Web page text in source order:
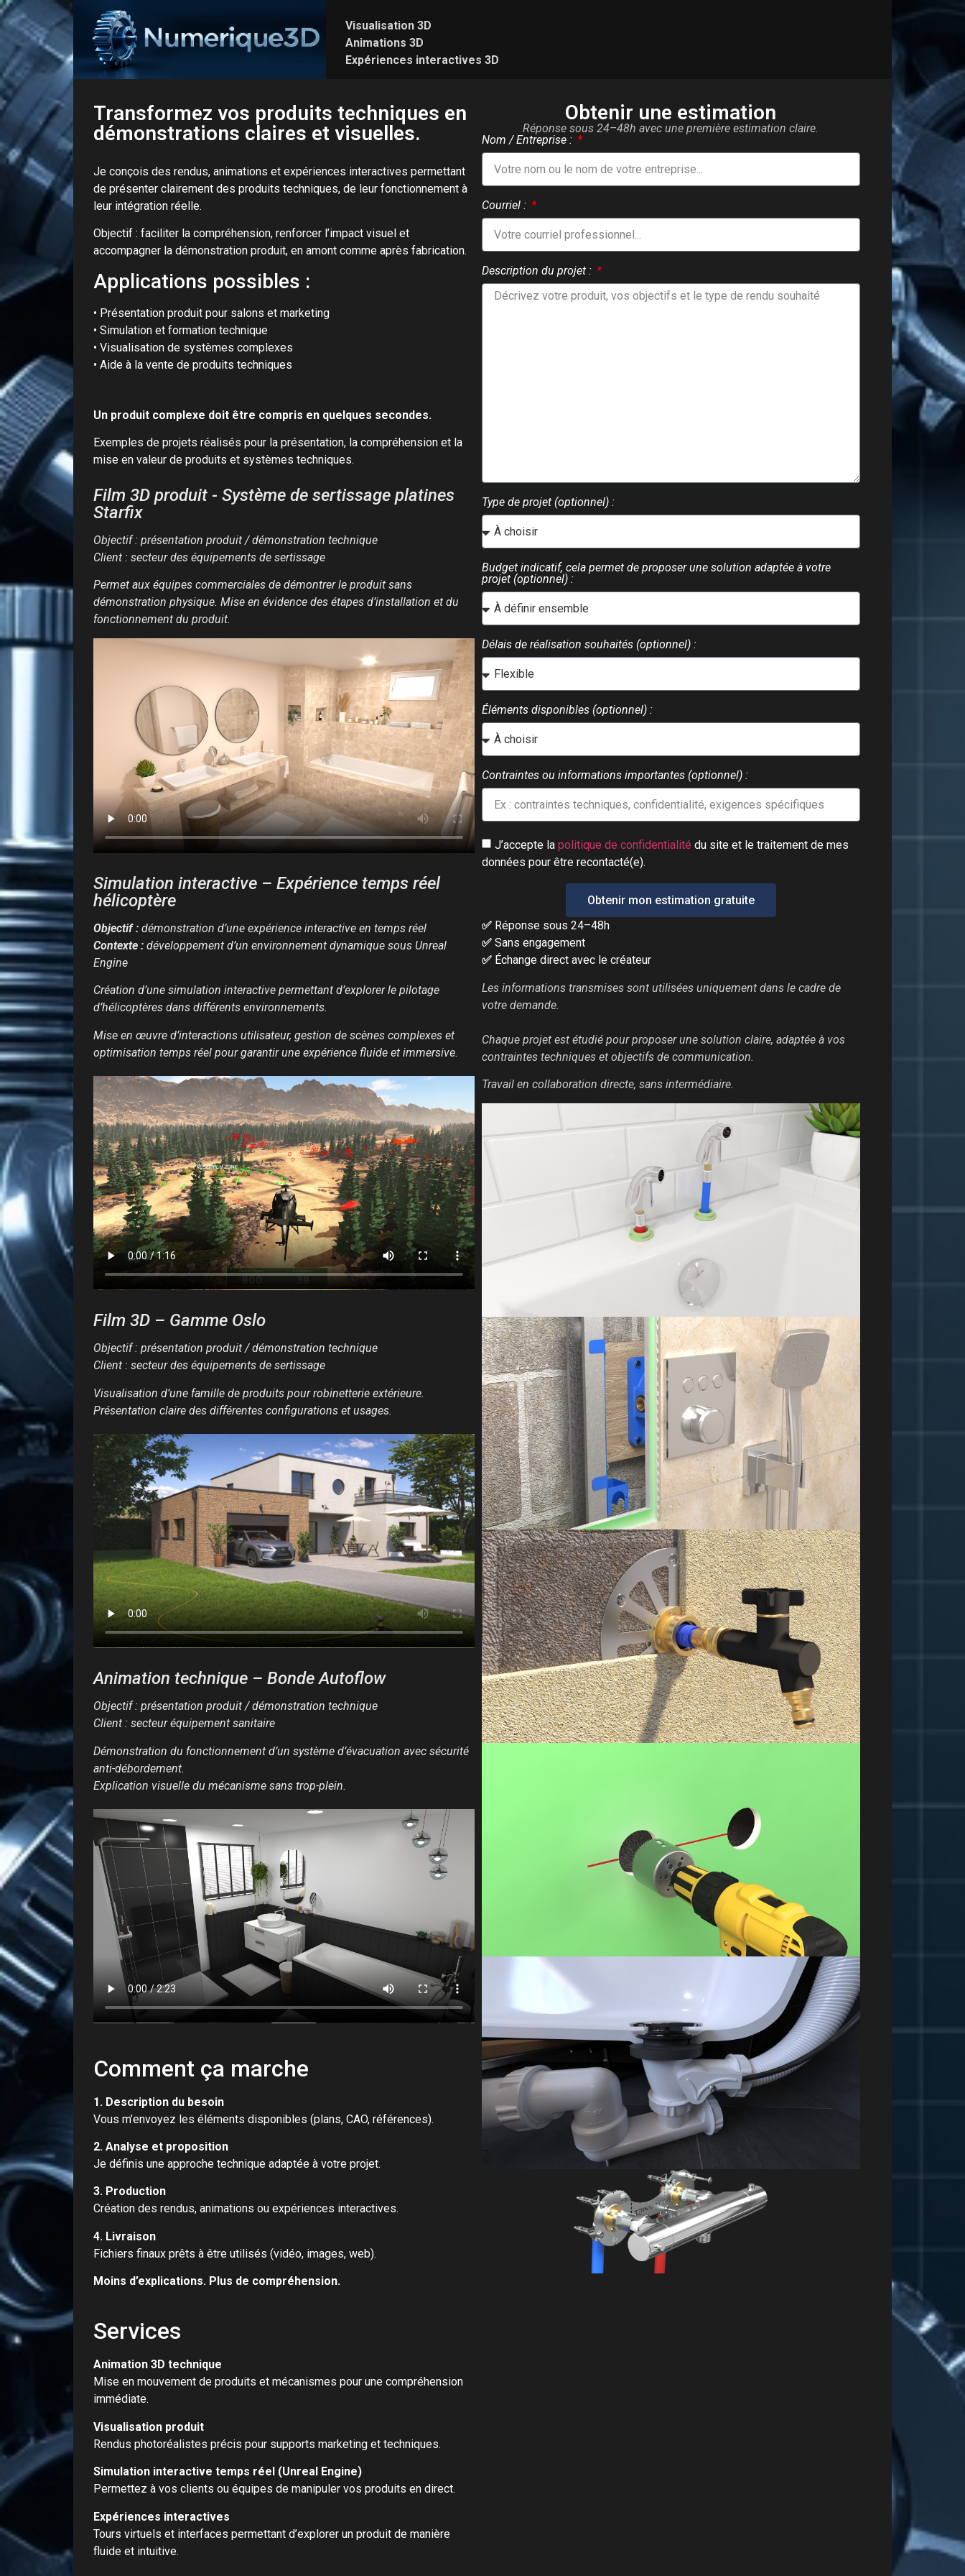
Visualisation 3D
Animations 3D
Expériences interactives 3D
Transformez vos produits techniques en
démonstrations claires et visuelles.
Je conçois des rendus, animations et expériences interactives permettant
de présenter clairement des produits techniques, de leur fonctionnement à
leur intégration réelle.
Objectif : faciliter la compréhension, renforcer l’impact visuel et
accompagner la démonstration produit, en amont comme après fabrication.
Applications possibles :
• Présentation produit pour salons et marketing
• Simulation et formation technique
• Visualisation de systèmes complexes
• Aide à la vente de produits techniques
Un produit complexe doit être compris en quelques secondes.
Exemples de projets réalisés pour la présentation, la compréhension et la
mise en valeur de produits et systèmes techniques.
Film 3D produit - Système de sertissage platines
Starfix
Objectif : présentation produit / démonstration technique
Client : secteur des équipements de sertissage
Permet aux équipes commerciales de démontrer le produit sans
démonstration physique. Mise en évidence des étapes d’installation et du
fonctionnement du produit.
Simulation interactive – Expérience temps réel
hélicoptère
Objectif :démonstration d’une expérience interactive en temps réel
Contexte :développement d’un environnement dynamique sous Unreal
Engine
Création d’une simulation interactive permettant d’explorer le pilotage
d’hélicoptères dans différents environnements.
Mise en œuvre d’interactions utilisateur, gestion de scènes complexes et
optimisation temps réel pour garantir une expérience fluide et immersive.
Film 3D – Gamme Oslo
Objectif : présentation produit / démonstration technique
Client : secteur des équipements de sertissage
Visualisation d’une famille de produits pour robinetterie extérieure.
Présentation claire des différentes configurations et usages.
Animation technique – Bonde Autoflow
Objectif : présentation produit / démonstration technique
Client : secteur équipement sanitaire
Démonstration du fonctionnement d’un système d’évacuation avec sécurité
anti-débordement.
Explication visuelle du mécanisme sans trop-plein.
Comment ça marche
1. Description du besoin
Vous m’envoyez les éléments disponibles (plans, CAO, références).
2. Analyse et proposition
Je définis une approche technique adaptée à votre projet.
3. Production
Création des rendus, animations ou expériences interactives.
4. Livraison
Fichiers finaux prêts à être utilisés (vidéo, images, web).
Moins d’explications. Plus de compréhension.
Services
Animation 3D technique
Mise en mouvement de produits et mécanismes pour une compréhension
immédiate.
Visualisation produit
Rendus photoréalistes précis pour supports marketing et techniques.
Simulation interactive temps réel (Unreal Engine)
Permettez à vos clients ou équipes de manipuler vos produits en direct.
Expériences interactives
Tours virtuels et interfaces permettant d’explorer un produit de manière
fluide et intuitive.
Obtenir une estimation
Réponse sous 24–48h avec une première estimation claire.
Nom / Entreprise :
Courriel :
Description du projet :
Type de projet (optionnel) :
Budget indicatif, cela permet de proposer une solution adaptée à votre
projet (optionnel) :
Délais de réalisation souhaités (optionnel) :
Éléments disponibles (optionnel) :
Contraintes ou informations importantes (optionnel) :
J’accepte la politique de confidentialité du site et le traitement de mes
données pour être recontacté(e).
Obtenir mon estimation gratuite
✅Réponse sous 24–48h
✅Sans engagement
✅Échange direct avec le créateur
Les informations transmises sont utilisées uniquement dans le cadre de
votre demande.
Chaque projet est étudié pour proposer une solution claire, adaptée à vos
contraintes techniques et objectifs de communication.
Travail en collaboration directe, sans intermédiaire.